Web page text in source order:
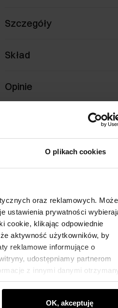
O plikach cookies
oraz reklamowych.
ustawienia prywatności
cookie, klikając odpowiednie
aktywność użytkowników, by
reklamowe informujące o
udostępniamy partnerom
z innymi danymi
OK, akceptuję
Szczegóły
Skład
Opinie